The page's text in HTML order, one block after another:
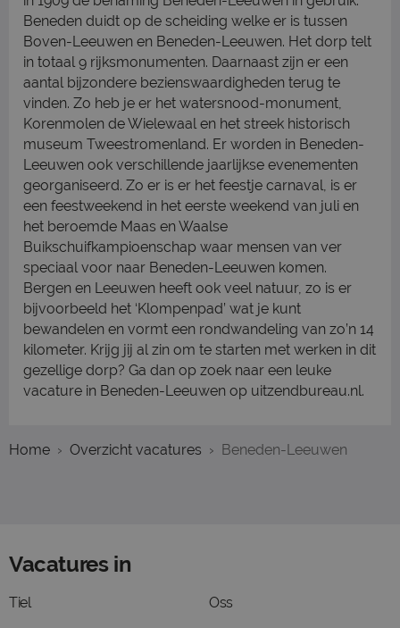
Beneden duidt op de scheiding welke er is tussen
Boven-Leeuwen en Beneden-Leeuwen. Het dorp telt
in totaal 9 rijksmonumenten. Daarnaast zijn er een
aantal bijzondere bezienswaardigheden terug te
vinden. Zo heb je er het watersnood-monument,
Korenmolen de Wielewaal en het streek historisch
museum Tweestromenland. Er worden in Beneden-
Leeuwen ook verschillende jaarlijkse evenementen
georganiseerd. Zo er is er het feestje carnaval, is er
een feestweekend in het eerste weekend van juli en
het beroemde Maas en Waalse
Buikschuifkampioenschap waar mensen van ver
speciaal voor naar Beneden-Leeuwen komen.
Bergen en Leeuwen heeft ook veel natuur, zo is er
bijvoorbeeld het ‘Klompenpad’ wat je kunt
bewandelen en vormt een rondwandeling van zo’n 14
kilometer. Krijg jij al zin om te starten met werken in dit
gezellige dorp? Ga dan op zoek naar een leuke
vacature in Beneden-Leeuwen op uitzendbureau.nl.
Home Overzicht vacatures Beneden-Leeuwen
Vacatures in
Tiel Oss